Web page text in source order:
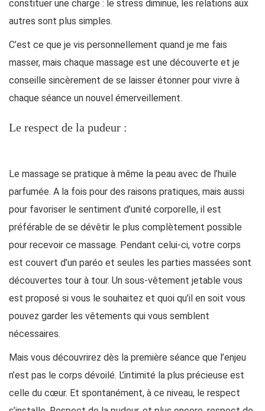
constituer une charge : le stress diminue, les relations aux
autres sont plus simples.
C’est ce que je vis personnellement quand je me fais
masser, mais chaque massage est une découverte et je
conseille sincèrement de se laisser étonner pour vivre à
chaque séance un nouvel émerveillement.
Le respect de la pudeur :
Le massage se pratique à même la peau avec de l’huile
parfumée. A la fois pour des raisons pratiques, mais aussi
pour favoriser le sentiment d’unité corporelle, il est
préférable de se dévêtir le plus complètement possible
pour recevoir ce massage. Pendant celui-ci, votre corps
est couvert d’un paréo et seules les parties massées sont
découvertes tour à tour. Un sous-vêtement jetable vous
est proposé si vous le souhaitez et quoi qu’il en soit vous
pouvez garder les vêtements qui vous semblent
nécessaires.
Mais vous découvrirez dès la première séance que l’enjeu
n’est pas le corps dévoilé. L’intimité la plus précieuse est
celle du cœur. Et spontanément, à ce niveau, le respect